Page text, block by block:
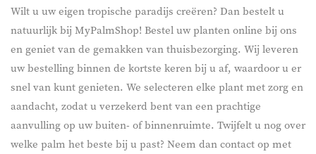
Wilt u uw eigen tropische paradijs creëren? Dan bestelt u
natuurlijk bij MyPalmShop! Bestel uw planten online bij ons
en geniet van de gemakken van thuisbezorging. Wij leveren
uw bestelling binnen de kortste keren bij u af, waardoor u er
snel van kunt genieten. We selecteren elke plant met zorg en
aandacht, zodat u verzekerd bent van een prachtige
aanvulling op uw buiten- of binnenruimte. Twijfelt u nog over
welke palm het beste bij u past? Neem dan contact op met